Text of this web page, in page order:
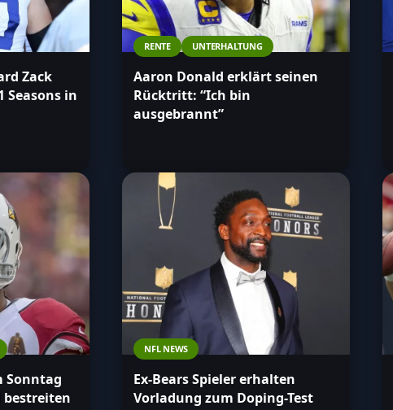
Zack
Seasons in
RENTE UNTERHALTUNG
Aaron Donald erklärt seinen
Rücktritt: “Ich bin
ausgebrannt”
Sonntag
bestreiten
NFL NEWS
Ex-Bears Spieler erhalten
Vorladung zum Doping-Test